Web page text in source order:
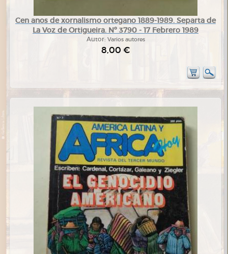
Cen anos de xornalismo ortegano 1889-1989. Separta de
La Voz de Ortigueira. Nº 3790 - 17 Febrero 1989
Autor: Varios autores
8,00 €